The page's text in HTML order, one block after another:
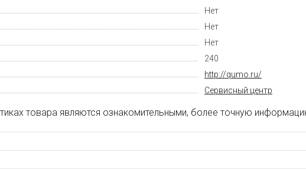
Нет
Нет
Нет
240
http://qumo.ru/
Cервисный центр
товара являются ознакомительными, более точную